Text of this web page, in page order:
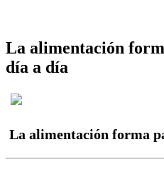
La alimentación
día a día
La alimentación forma